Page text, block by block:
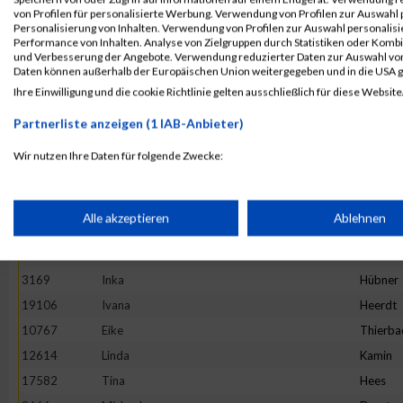
13982
Maria Ivanova
16781
Stefanie Prehm
11527
Rebecca
20265
Kinga
18782
Stephanie
10325
Ano Nym
Natalie
3169
Inka Hübner
19106
Ivana Heerdt
10767
Eike
12614
Linda Kamin
17582
Tina Hees
von Profilen für personalisierte Werbung. Verwendung von Profilen zur
Personalisierung von Inhalten. Verwendung von Profilen zur Auswahl
Performance von Inhalten. Analyse von Zielgruppen durch Statistiken oder
und Verbesserung der Angebote. Verwendung reduzierter Daten zur Auswahl
Daten können außerhalb der Europäischen Union weitergegeben und in die USA
Ihre Einwilligung und die cookie Richtlinie gelten ausschließlich für diese
Partnerliste anzeigen (1 IAB-Anbieter)
Wir nutzen Ihre Daten für folgende Zwecke:
Speichern von oder Zugriff auf Informationen auf einem
Erstellung von Profilen für personalisierte Werbung
Verwendung von Profilen zur Auswahl personalisierter Werbung
Alle akzeptieren Ablehnen